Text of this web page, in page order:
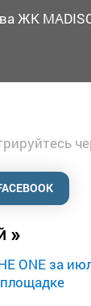
»
ONE за
ЖК